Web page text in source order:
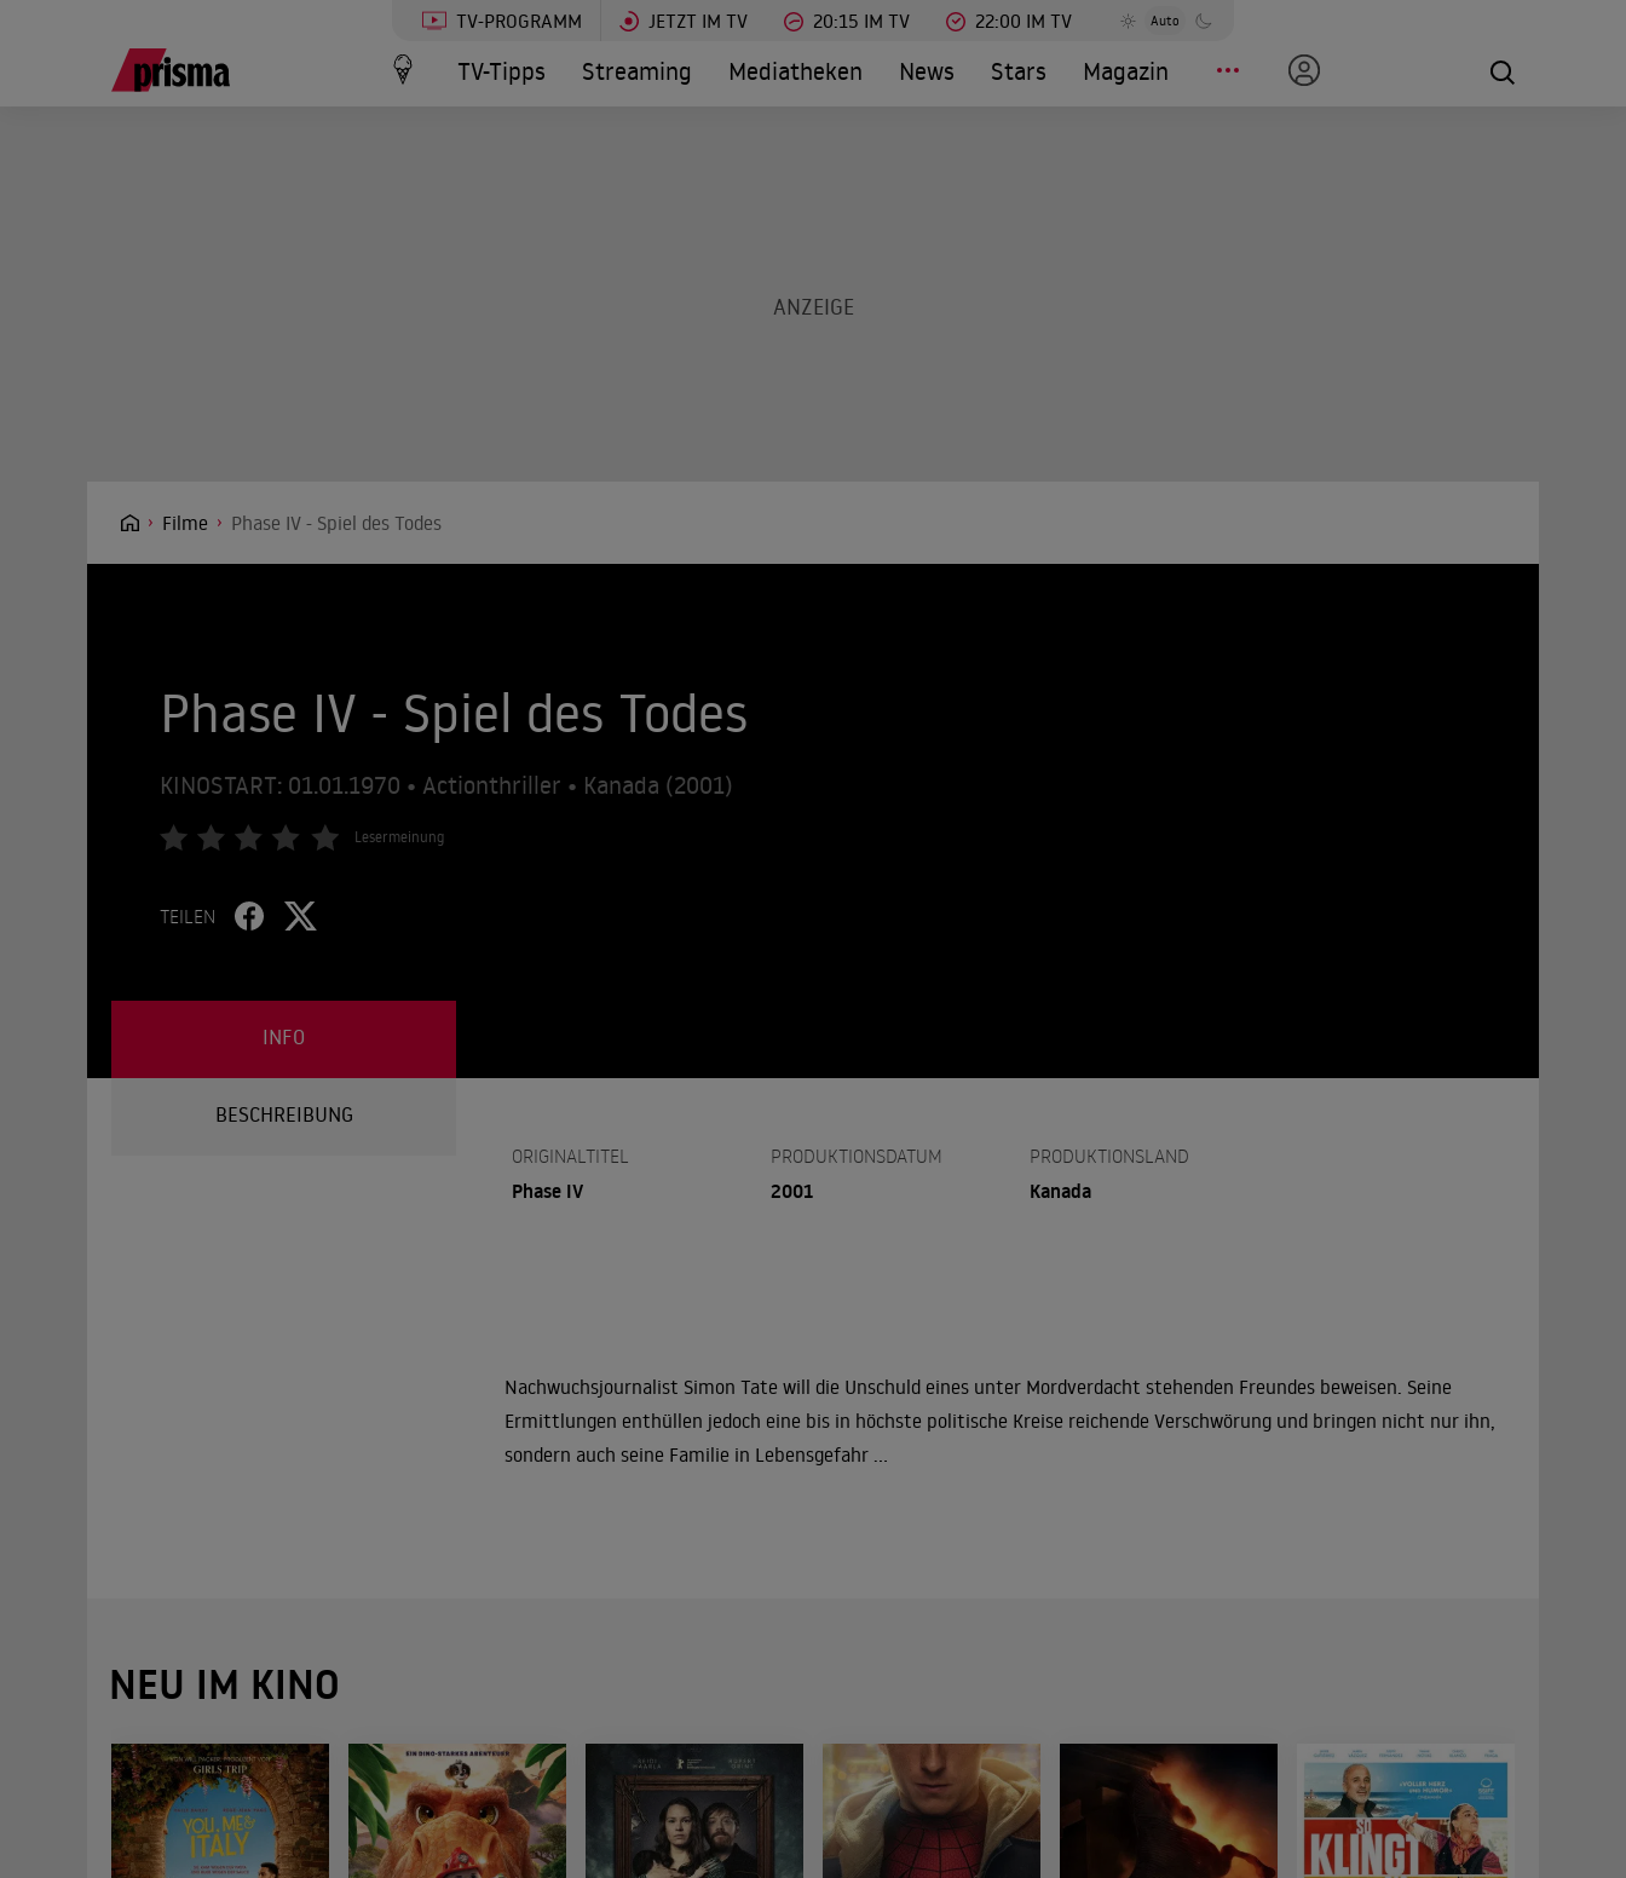
TV-PROGRAMM JETZT IM TV 20:15 IM TV 22:00 IM TV Auto
TV-Tipps Streaming Mediatheken News Stars Magazin
Filme Phase IV - Spiel des Todes
Phase IV - Spiel des Todes
KINOSTART: 01.01.1970 • Actionthriller • Kanada (2001)
Lesermeinung
TEILEN
INFO
BESCHREIBUNG
ORIGINALTITEL
Phase IV
PRODUKTIONSDATUM
2001
PRODUKTIONSLAND
Kanada
Nachwuchsjournalist Simon Tate will die Unschuld eines unter Mordverdacht stehenden Freundes beweisen. Seine
Ermittlungen enthüllen jedoch eine bis in höchste politische Kreise reichende Verschwörung und bringen nicht nur ihn,
sondern auch seine Familie in Lebensgefahr ...
NEU IM KINO